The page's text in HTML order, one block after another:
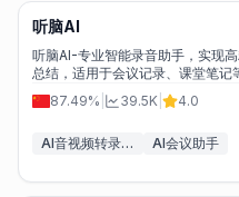
听脑AI
听脑AI-专业智能录音助手，实现
总结，适用于会议记录、课堂笔记
87.49%
39.5K 4.0
AI音视频转录工具 AI会议助手